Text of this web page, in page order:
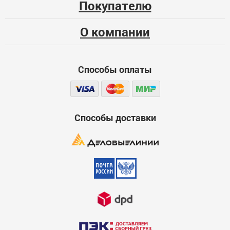
Покупателю
О компании
Способы оплаты
Способы доставки